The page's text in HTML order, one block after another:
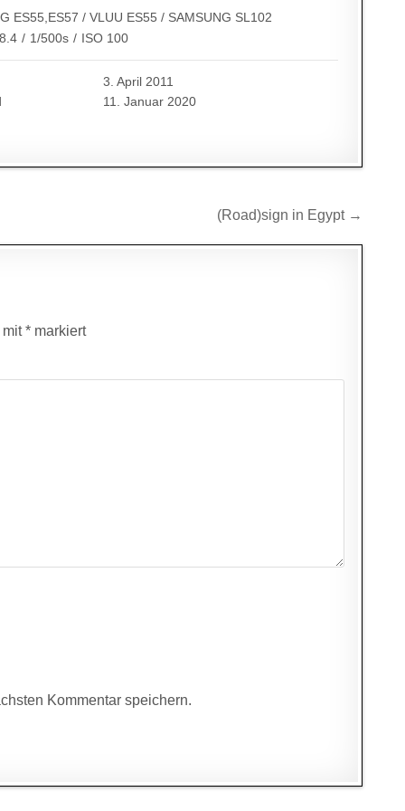
ES55,ES57 / VLUU ES55 / SAMSUNG SL102
/ 1/500s / ISO 100
3. April 2011
11. Januar 2020
(Road)sign in Egypt →
mit* markiert
Kommentar speichern.